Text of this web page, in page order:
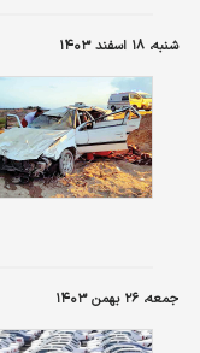
شنبه، ۱۸ اسفند ۱۴۰۳
جمعه، ۲۶ بهمن ۱۴۰۳